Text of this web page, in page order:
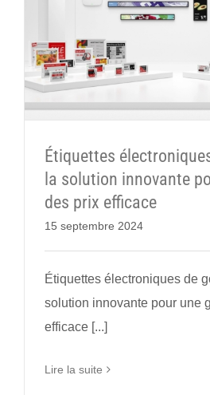
Étiquettes
la solution innovante
des prix efficace
15 septembre 2024
Étiquettes électroniques de
solution innovante pour une
efficace [...]
Lire la suite